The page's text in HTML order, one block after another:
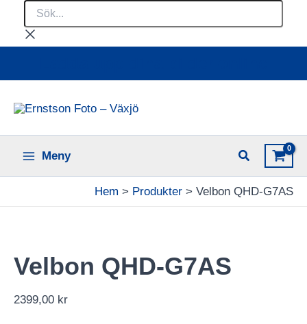
innehåll
Sök...
Meny
Hem Produkter Velbon QHD-G7AS
Velbon QHD-G7AS
2399,00 kr